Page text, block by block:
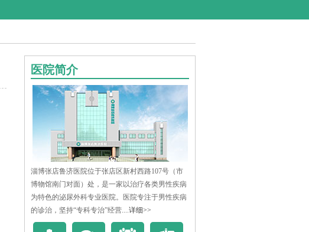
医院简介
淄博张店鲁济医院位于张店区新村西路107号（市
博物馆南门对面）处，是一家以治疗各类男性疾病
为特色的泌尿外科专业医院。医院专注于男性疾病
的诊治，坚持“专科专治”经营....详细>>